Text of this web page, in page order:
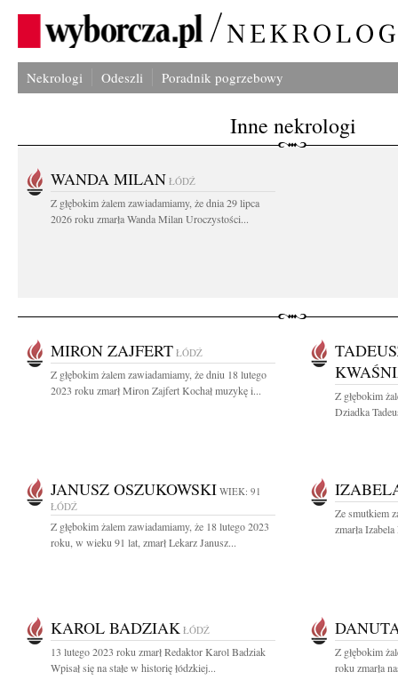
Nekrologi Odeszli Poradnik pogrzebowy
Inne nekrologi
WANDA MILAN ŁÓDŹ
Z głębokim żalem zawiadamiamy, że dnia 29 lipca
2026 roku zmarła Wanda Milan Uroczystości...
MIRON ZAJFERT ŁÓDŹ
Z głębokim żalem zawiadamiamy, że dniu 18 lutego
2023 roku zmarł Miron Zajfert Kochał muzykę i...
Z głębokim
Dziadka
JANUSZ OSZUKOWSKI WIEK: 91
ŁÓDŹ
Z głębokim żalem zawiadamiamy, że 18 lutego 2023
roku, w wieku 91 lat, zmarł Lekarz Janusz...
Ze smutkiem
zmarła
KAROL BADZIAK ŁÓDŹ
13 lutego 2023 roku zmarł Redaktor Karol Badziak
Wpisał się na stałe w historię łódzkiej...
Z głębokim
roku zmarła